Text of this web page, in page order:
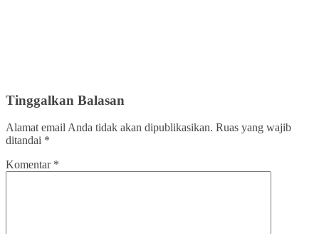
Tinggalkan Balasan
Alamat email Anda tidak akan dipublikasikan. Ruas yang wajib
ditandai *
Komentar *